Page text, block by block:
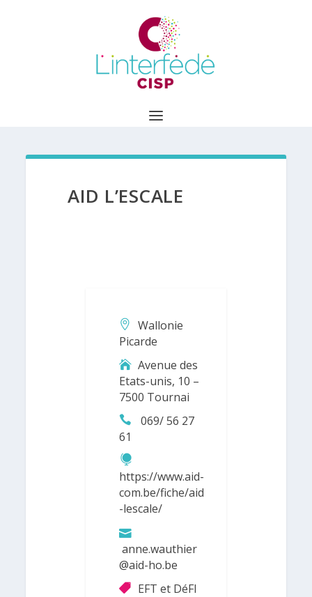
AID L’ESCALE
Wallonie
Picarde
Avenue des
Etats-unis, 10 –
7500 Tournai
069/ 56 27
61
https://www.aid-
com.be/fiche/aid
-lescale/
anne.wauthier
@aid-ho.be
EFT et DéFI